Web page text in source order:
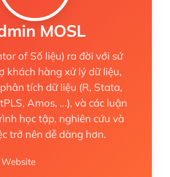
MOSL
of Số liệu) ra đời với sứ
khách hàng xử lý dữ liệu,
tích dữ liệu (R, Stata,
Amos, ...), và các luận
học tập, nghiên cứu và
trở nên dễ dàng hơn.